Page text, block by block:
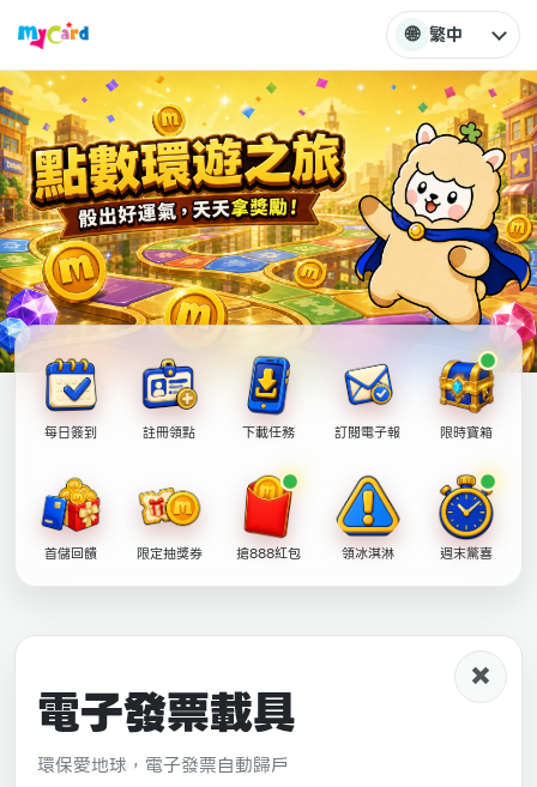
🌐 繁中
每日簽到 註冊領點 下載任務 訂閱電子報 限時寶箱
首儲回饋 限定抽獎券 搶888紅包 領冰淇淋 週末驚喜
×
電子發票載具
環保愛地球，電子發票自動歸戶